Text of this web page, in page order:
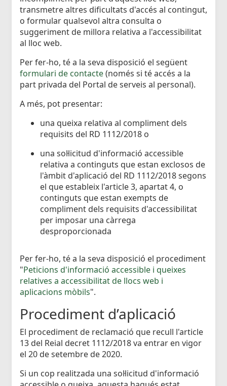
transmetre altres dificultats d'accés al contingut,
o formular qualsevol altra consulta o
suggeriment de millora relativa a l'accessibilitat
al lloc web.
Per fer-ho, té a la seva disposició el següent
formulari de contacte(només si té accés a la
part privada del Portal de serveis al personal).
A més, pot presentar:
una queixa relativa al compliment dels
requisits del RD 1112/2018 o
una sol·licitud d'informació accessible
relativa a continguts que estan exclosos de
l'àmbit d'aplicació del RD 1112/2018 segons
el que estableix l'article 3, apartat 4, o
continguts que estan exempts de
compliment dels requisits d'accessibilitat
per imposar una càrrega
desproporcionada
Per fer-ho, té a la seva disposició el procediment
"Peticions d'informació accessible i queixes
relatives a accessibilitat de llocs web i
aplicacions mòbils".
Procediment d’aplicació
El procediment de reclamació que recull l'article
13 del Reial decret 1112/2018 va entrar en vigor
el 20 de setembre de 2020.
Si un cop realitzada una sol·licitud d'informació